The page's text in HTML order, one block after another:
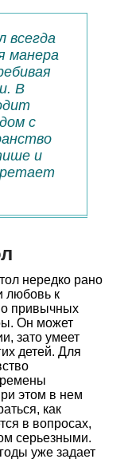
всегда
манера
В
с
и
нередко рано
любовь к
о привычных
Он может
зато умеет
детей. Для
этом в нем
как
в вопросах,
серьезными.
уже задает